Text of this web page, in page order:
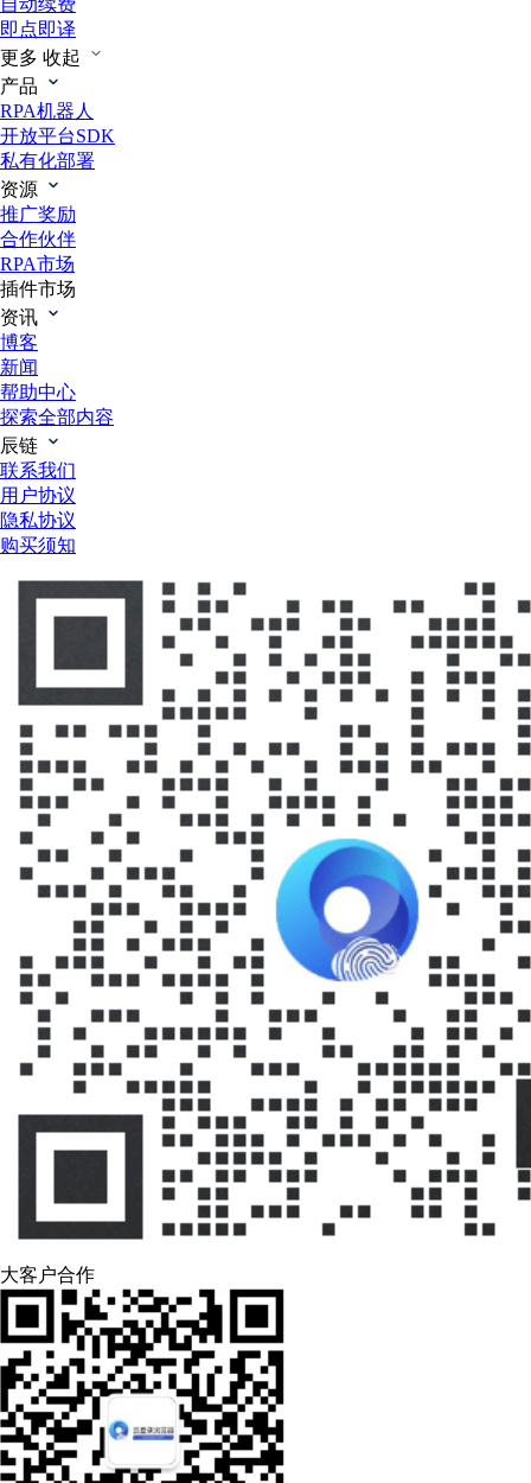
自动续费
即点即译
更多 收起
产品
RPA机器人
开放平台SDK
私有化部署
资源
推广奖励
合作伙伴
RPA市场
插件市场
资讯
博客
新闻
帮助中心
探索全部内容
辰链
联系我们
用户协议
隐私协议
购买须知
大客户合作